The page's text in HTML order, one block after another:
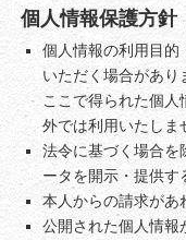
個人情報保護方針
個人情報の利用目的
いただく場合があり
ここで得られた個人
外では利用いたしま
法令に基づく場合を
ータを開示・提供す
本人からの請求があ
公開された個人情報